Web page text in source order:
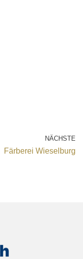
NÄCHSTE
Färberei Wieselburg